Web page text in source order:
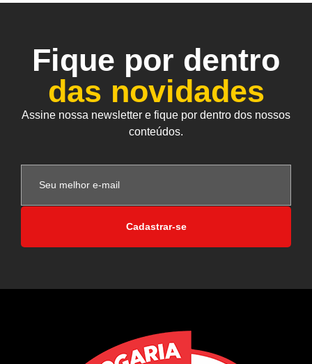
Fique por dentro
das novidades
Assine nossa newsletter e fique por dentro dos nossos
conteúdos.
Cadastrar-se